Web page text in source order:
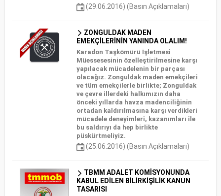
(29.06.2016) (Basın Açıklamaları)
ZONGULDAK MADEN
EMEKÇİLERİNİN YANINDA OLALIM!
Karadon Taşkömürü İşletmesi
Müessesesinin özelleştirilmesine karşı
yapılacak mücadelenin bir parçası
olacağız. Zonguldak maden emekçileri
ve tüm emekçilerle birlikte; Zonguldak
ve çevre illerdeki halkımızın daha
önceki yıllarda havza madenciliğinin
ortadan kaldırılmasına karşı verdikleri
mücadele deneyimleri, kazanımları ile
bu saldırıyı da hep birlikte
püskürtmeliyiz.
(25.06.2016) (Basın Açıklamaları)
TBMM ADALET KOMİSYONUNDA
KABUL EDİLEN BİLİRKİŞİLİK KANUN
TASARISI